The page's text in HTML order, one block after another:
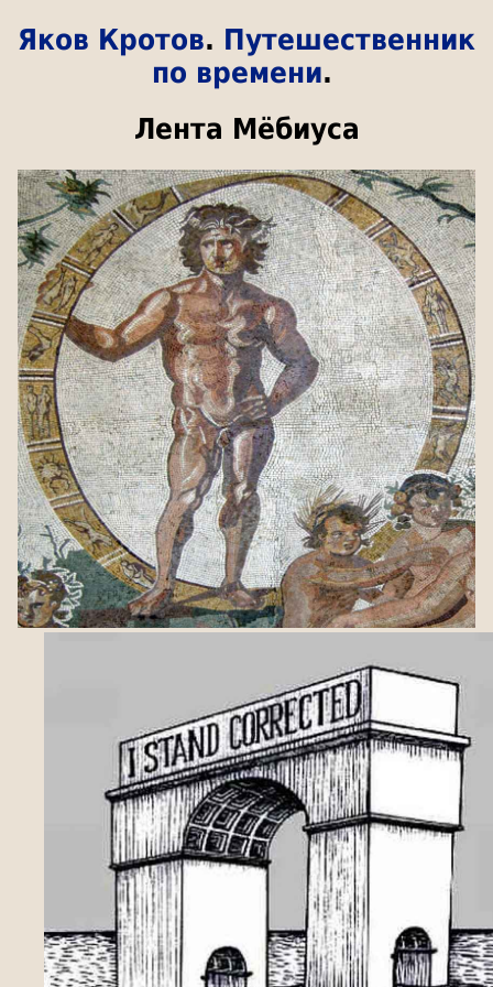
Яков Кротов. Путешественник
по времени.
Лента Мёбиуса